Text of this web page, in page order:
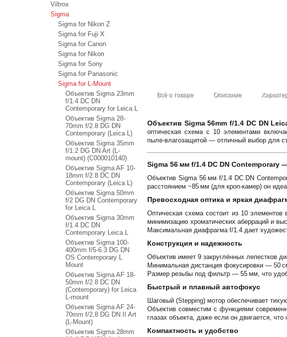
Всё о товаре Описание
Объектив Sigma 56mm f/1.4 DC DN
оптическая схема с 10 элементами
пыле‑влагозащитой — отличный выбор для
Sigma 56 мм f/1.4 DC DN Contemporary
Объектив Sigma 56 мм f/1.4 DC DN
расстоянием ~85 мм (для кроп-камер) он
Превосходная оптика и яркая
Оптическая схема состоит из 10
минимизацию хроматических аберраций и
Максимальная диафрагма f/1.4 дает
Конструкция и надежность
Объектив имеет 9 закруглённых лепестков
Минимальная дистанция фокусировки — 50
Размер резьбы под фильтр — 55 мм, что
Быстрый и плавный автофокус
Шаговый (Stepping) мотор обеспечивает
Объектив совместим с функциями
глазах объекта, даже если он двигается,
Компактность и удобство
Viltrox
Sigma
Sigma for Nikon Z
Sigma for Fuji X
Sigma for Canon
Sigma for Nikon
Sigma for Sony
Sigma for Panasonic
Sigma for L-Mount
Объектив Sigma 23mm
f/1.4 DC DN
Contemporary for Leica L
Объектив Sigma 28-
70mm f/2.8 DG DN
Contemporary (Leica L)
Объектив Sigma 35mm
f/1.2 DG DN Art (L-
mount) (С000010140)
Объектив Sigma AF 10-
18mm f/2.8 DC DN
Contemporary (Leica L)
Объектив Sigma 50mm
f/2 DG DN Contemporary
for Leica L
Объектив Sigma 30mm
f/1.4 DC DN
Contemporary Leica L
Объектив Sigma 100-
400mm f/5-6.3 DG DN
OS Contemporary L
Mount
Объектив Sigma AF 18-
50mm f/2.8 DC DN
(Contemporary) for Leica
L-mount
Объектив Sigma AF 24-
70mm f/2,8 DG DN II Art
(L-Mount)
Объектив Sigma 28mm